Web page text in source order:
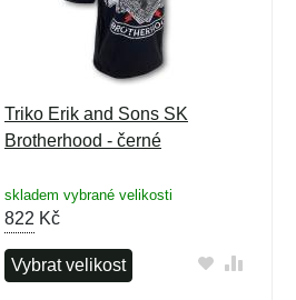
Triko Erik and Sons SK
Brotherhood - černé
skladem vybrané velikosti
822 Kč
Vybrat velikost